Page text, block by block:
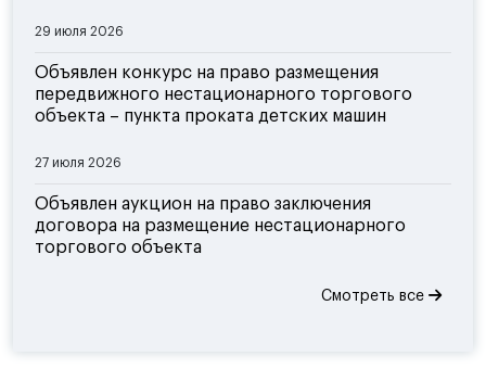
29 июля 2026
Объявлен конкурс на право размещения
передвижного нестационарного торгового
объекта – пункта проката детских машин
27 июля 2026
Объявлен аукцион на право заключения
договора на размещение нестационарного
торгового объекта
Смотреть все